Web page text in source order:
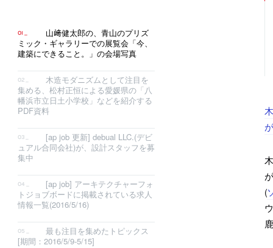
山﨑健太郎の、青山のプリズ
ミック・ギャラリーでの展覧会「今、
建築にできること。」の会場写真
木造モダニズムとして注目を
集める、松村正恒による愛媛県の「八
幡浜市立日土小学校」などを紹介する
PDF資料
[ap job 更新] debual LLC.(デビ
ュアル合同会社)が、設計スタッフを募
集中
[ap job] アーキテクチャーフォ
トジョブボードに掲載されている求人
情報一覧(2016/5/16)
最も注目を集めたトピックス
[期間：2016/5/9-5/15]
(